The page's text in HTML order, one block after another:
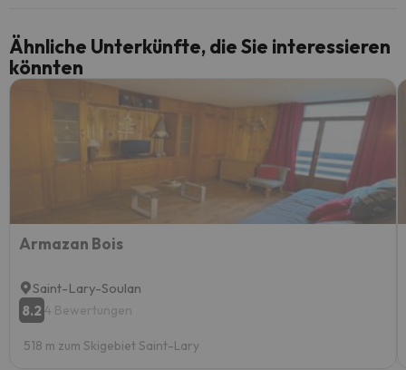
Ähnliche Unterkünfte, die Sie interessieren
könnten
Armazan Bois
Saint-Lary-Soulan
8.2 4 Bewertungen
518 m zum Skigebiet Saint-Lary